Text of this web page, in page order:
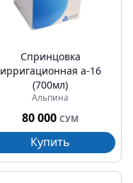
Спринцовка
ирригационная а-16
(700мл)
Альпина
80 000 СУМ
Купить